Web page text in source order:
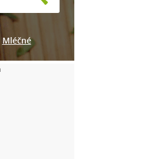
Mléčné